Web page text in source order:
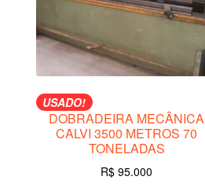
USADO!
DOBRADEIRA MECÂNICA
CALVI 3500 METROS 70
TONELADAS
R$ 95.000